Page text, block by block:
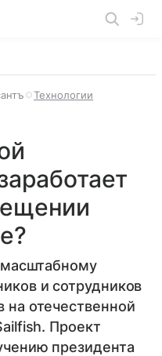
Технологии
масштабному
и сотрудников
на отечественной
Проект
президента